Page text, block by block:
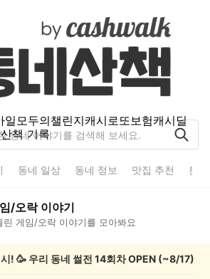
일모두의챌린지캐시로또보험캐시딜
산책 기록
동네 일상 동네 정보 맛집 추천 분
/오락이야기
린 게임/오락 이야기를 모아봐요
! 🥳 우리 동네 썰전 14회차 OPEN (~8/17)